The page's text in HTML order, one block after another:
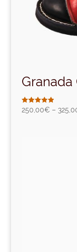
Note
5.00
250,00€–